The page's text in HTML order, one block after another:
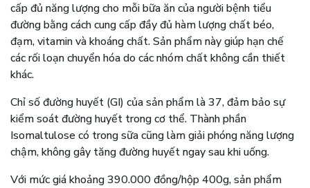
cấp đủ năng lượng cho mỗi bữa ăn của người bệnh tiểu
đường bằng cách cung cấp đầy đủ hàm lượng chất béo,
đạm, vitamin và khoáng chất. Sản phẩm này giúp hạn chế
các rối loạn chuyển hóa do các nhóm chất không cần thiết
khác.
Chỉ số đường huyết (GI) của sản phẩm là 37, đảm bảo sự
kiểm soát đường huyết trong cơ thể. Thành phần
Isomaltulose có trong sữa cũng làm giải phóng năng lượng
chậm, không gây tăng đường huyết ngay sau khi uống.
Với mức giá khoảng 390.000 đồng/hộp 400g, sản phẩm